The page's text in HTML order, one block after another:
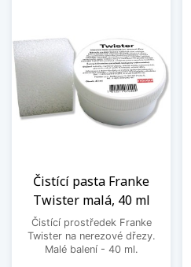
Čistící pasta Franke
Twister malá, 40 ml
Čistící prostředek Franke
Twister na nerezové dřezy.
Malé balení - 40 ml.